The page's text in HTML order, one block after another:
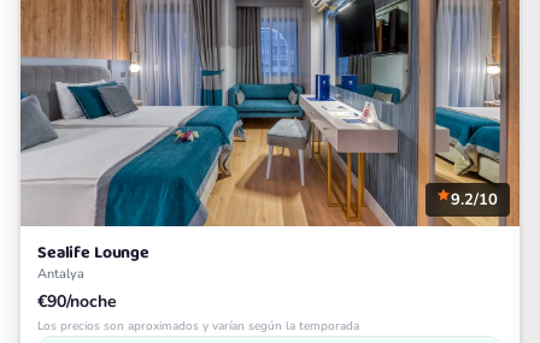
9.2/10
Sealife Lounge
Antalya
€90/noche
Los precios son aproximados y varían según la temporada